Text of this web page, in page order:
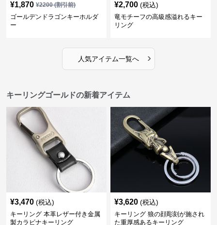
¥1,870 ¥2200(割引前)
ゴールデンドラゴンキーホルダ
ー
¥2,700 (税込)
竜モチーフの高級感溢れるキー
リング
人気アイテム一覧へ ›
キーリングゴールドの新着アイテム
¥3,470 (税込)
キーリング 本革レザー付き金属
製カラビナキーリング
¥3,620 (税込)
キーリング 狼の顔彫刻が施され
た重厚感あるキーリング